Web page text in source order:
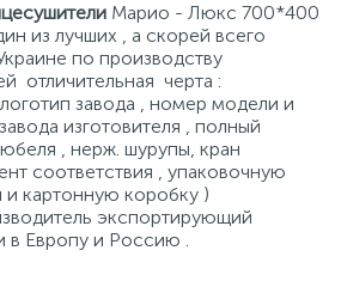
Марио - Люкс 700*400
из лучших , а скорей всего
по производству
отличительная черта :
завода , номер модели и
изготовителя , полный
, нерж. шурупы, кран
соответствия , упаковочную
картонную коробку )
экспортирующий
в Европу и Россию .